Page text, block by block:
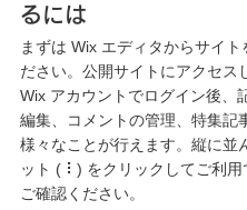
るには
まずは Wix エディタからサイト
ださい。公開サイトにアクセス
Wix アカウントでログイン後、
編集、コメントの管理、特集記
様々なことが行えます。縦に並
ット ( ⠇) をクリックしてご利用
ご確認ください。